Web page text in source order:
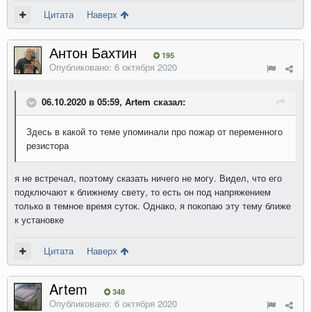
Цитата Наверх
Антон Бахтин 195
Опубликовано: 6 октября 2020
06.10.2020 в 05:59, Artem сказал:
Здесь в какой то теме упоминали про пожар от переменного
резистора
я не встречал, поэтому сказать ничего не могу. Видел, что его
подключают к ближнему свету, то есть он под напряжением
только в темное время суток. Однако, я покопаю эту тему ближе
к установке
Цитата Наверх
Artem 348
Опубликовано: 6 октября 2020